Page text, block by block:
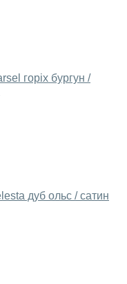
дверні
в нашому
та переваги
виготовляється з
горіх бургун /
дуб ольс / сатин